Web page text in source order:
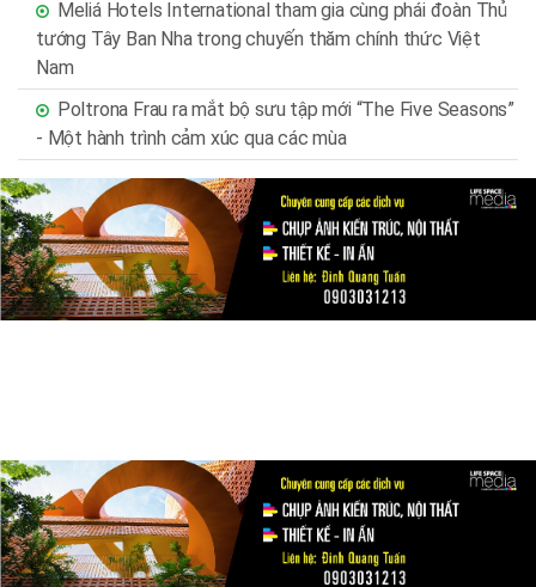
Meliá Hotels International tham gia cùng phái đoàn Thủ
tướng Tây Ban Nha trong chuyến thăm chính thức Việt
Nam
Poltrona Frau ra mắt bộ sưu tập mới “The Five Seasons”
- Một hành trình cảm xúc qua các mùa